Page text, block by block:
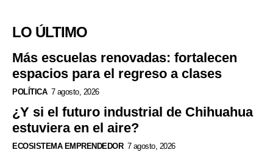
LO ÚLTIMO
Más escuelas renovadas: fortalecen
espacios para el regreso a clases
POLÍTICA 7 agosto, 2026
¿Y si el futuro industrial de Chihuahua
estuviera en el aire?
ECOSISTEMA EMPRENDEDOR 7 agosto, 2026